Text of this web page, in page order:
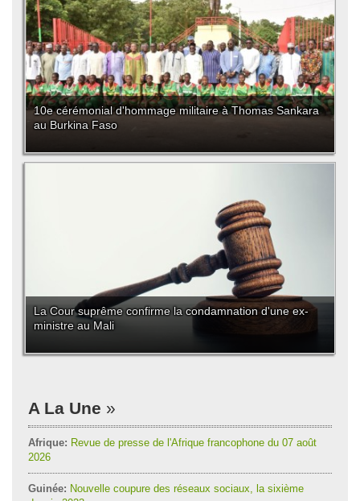
10e cérémonial d'hommage militaire à Thomas Sankara
au Burkina Faso
La Cour suprême confirme la condamnation d'une ex-
ministre au Mali
A La Une
Afrique: Revue de presse de l'Afrique francophone du 07 août
2026
Guinée: Nouvelle coupure des réseaux sociaux, la sixième